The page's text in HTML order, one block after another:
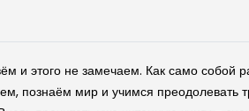
и этого не замечаем. Как само
познаём мир и учимся преодолевать